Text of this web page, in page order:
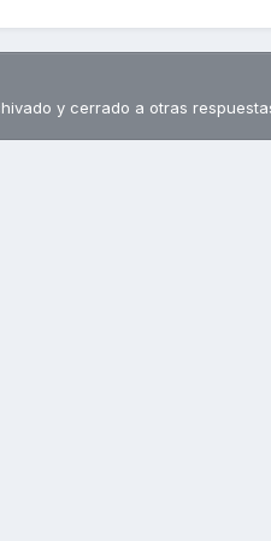
y cerrado a otras